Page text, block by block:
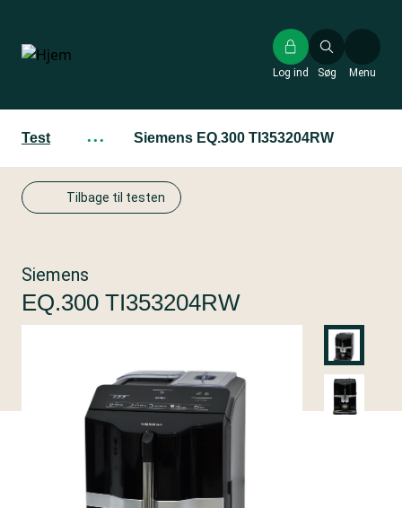
hovedindhold
Søg
Log ind Menu
Test ··· Siemens EQ.300 TI353204RW
Tilbage til testen
Siemens
EQ.300 TI353204RW